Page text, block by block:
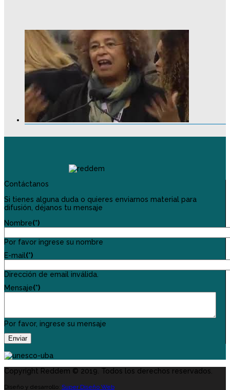
Contáctanos
Si tienes alguna duda o quieres enviarnos material para
difusión, déjanos tu mensaje
Nombre(*)
Por favor ingrese su nombre
E-mail(*)
Dirección de email inválida.
Mensaje(*)
Por favor, ingrese su mensaje
Enviar
Copyright Reddem © 2019. Todos los derechos reservados.
Diseño y desarrollo: Super Diseño Web